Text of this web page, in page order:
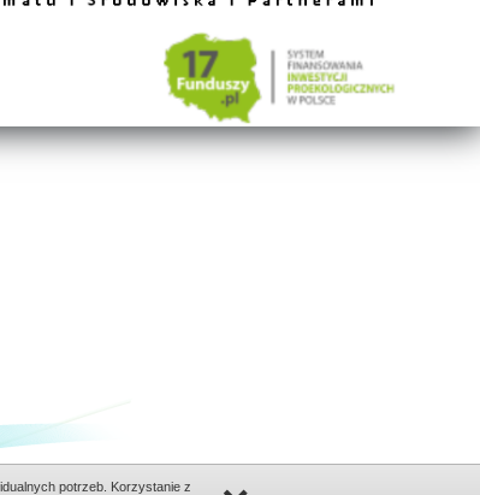
potrzeb. Korzystanie z